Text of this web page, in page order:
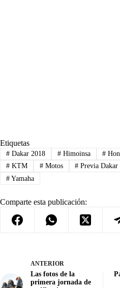
Etiquetas
#Dakar 2018 #Himoinsa #
#KTM #Motos # Previa
#Yamaha
Comparte esta publicación:
ANTERIOR
Las fotos de la
primera jornada de